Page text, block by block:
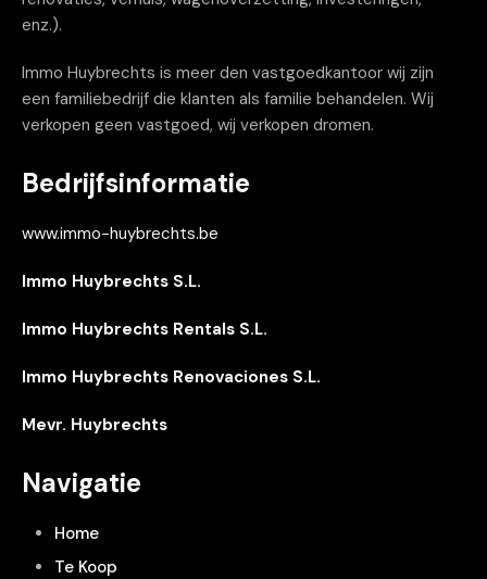
enz.).
Immo Huybrechts is meer den vastgoedkantoor wij zijn
een familiebedrijf die klanten als familie behandelen. Wij
verkopen geen vastgoed, wij verkopen dromen.
Bedrijfsinformatie
www.immo-huybrechts.be
Immo Huybrechts S.L.
Immo Huybrechts Rentals S.L.
Immo Huybrechts Renovaciones S.L.
Mevr. Huybrechts
Navigatie
Home
Te Koop